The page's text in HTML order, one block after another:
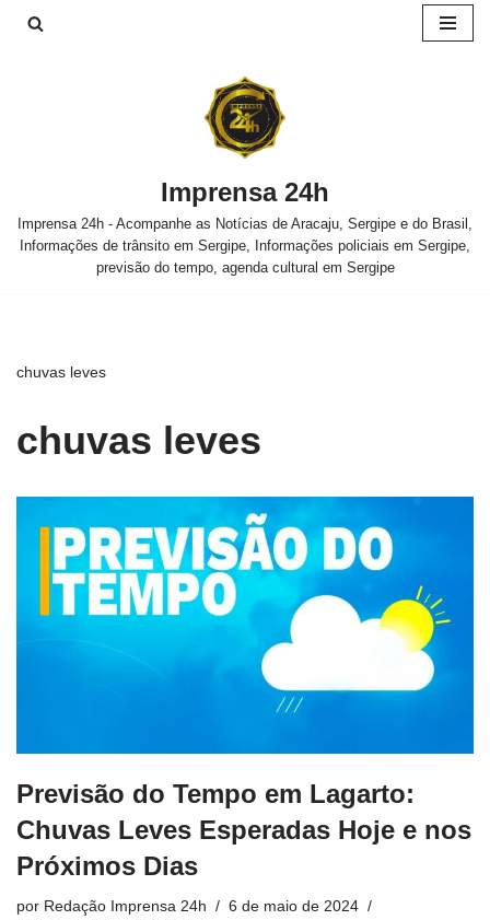
Imprensa 24h
Imprensa 24h - Acompanhe as Notícias de Aracaju, Sergipe e do Brasil,
Informações de trânsito em Sergipe, Informações policiais em Sergipe,
previsão do tempo, agenda cultural em Sergipe
chuvas leves
chuvas leves
Previsão do Tempo em Lagarto:
Chuvas Leves Esperadas Hoje e nos
Próximos Dias
por Redação Imprensa 24h
6 de maio de 2024